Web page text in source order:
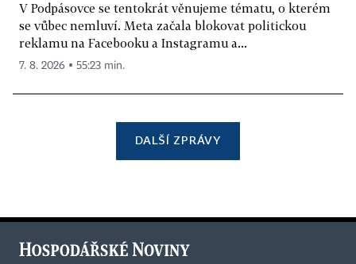
V Podpásovce se tentokrát věnujeme tématu, o kterém
se vůbec nemluví. Meta začala blokovat politickou
reklamu na Facebooku a Instagramu a...
7. 8. 2026 ▪ 55:23 min.
DALŠÍ ZPRÁVY